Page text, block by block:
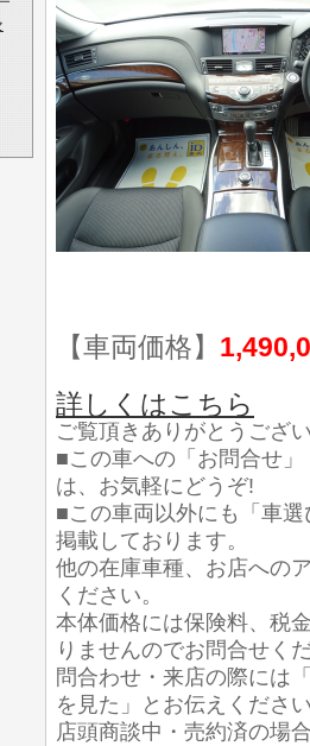
【車両価格】
詳しくはこちら
ご覧頂きありがとうござ
■この車への「お問合せ
は、お気軽にどうぞ!
■この車両以外にも「車
掲載しております。
他の在庫車種、お店への
ください。
本体価格には保険料、税
りませんのでお問合せく
問合わせ・来店の際には
を見た」とお伝えくださ
店頭商談中・売約済の場